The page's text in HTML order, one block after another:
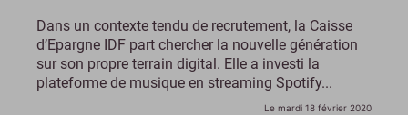
Dans un contexte tendu de recrutement, la Caisse
d’Epargne IDF part chercher la nouvelle génération
sur son propre terrain digital. Elle a investi la
plateforme de musique en streaming Spotify...
Le mardi 18 février 2020